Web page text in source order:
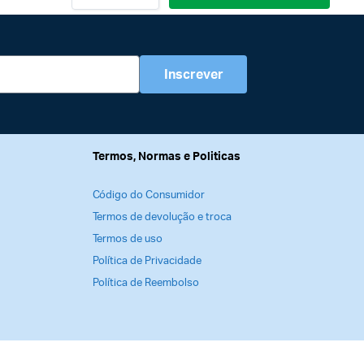
Inscrever
Termos, Normas e Politicas
Código do Consumidor
Termos de devolução e troca
Termos de uso
Política de Privacidade
Política de Reembolso